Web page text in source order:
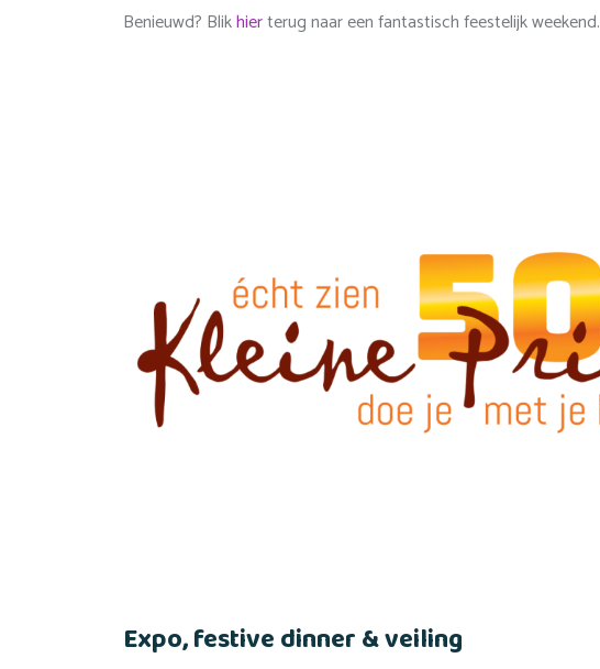
Benieuwd? Blikhierterug naar een fantastisch feestelijk weekend.
Expo, festive dinner & veiling